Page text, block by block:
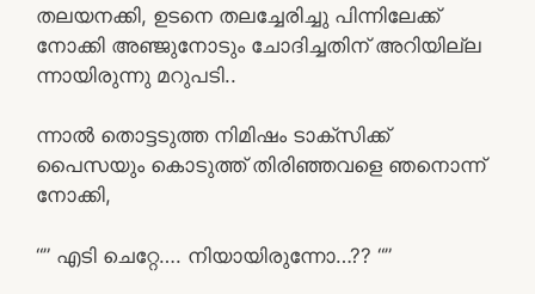
തലയനക്കി, ഉടനെ തലച്ചേരിച്ചു പിന്നിലേക്ക്
നോക്കി അഞ്ജുനോടും ചോദിച്ചതിന് അറിയില്ല
ന്നായിരുന്നു മറുപടി..
ന്നാൽ തൊട്ടടുത്ത നിമിഷം ടാക്സിക്ക്
പൈസയും കൊടുത്ത് തിരിഞ്ഞവളെ ഞനൊന്ന്
നോക്കി,
“” എടി ചെറ്റേ…. നിയായിരുന്നോ…?? “”